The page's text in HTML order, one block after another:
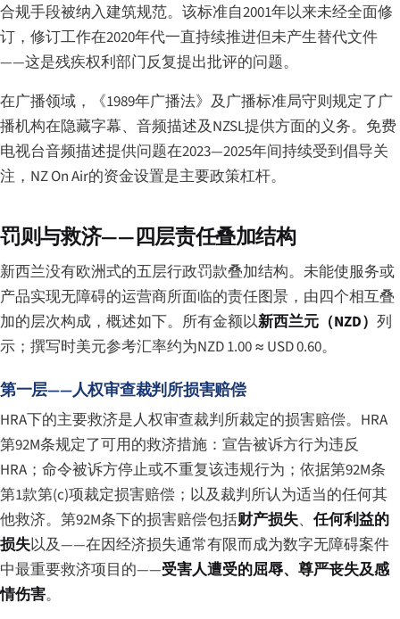
合规手段被纳入建筑规范。该标准自2001年以来未经全面修
订，修订工作在2020年代一直持续推进但未产生替代文件
——这是残疾权利部门反复提出批评的问题。
在广播领域，《1989年广播法》及广播标准局守则规定了广
播机构在隐藏字幕、音频描述及NZSL提供方面的义务。免费
电视台音频描述提供问题在2023—2025年间持续受到倡导关
注，NZ On Air的资金设置是主要政策杠杆。
罚则与救济——四层责任叠加结构
新西兰没有欧洲式的五层行政罚款叠加结构。未能使服务或
产品实现无障碍的运营商所面临的责任图景，由四个相互叠
加的层次构成，概述如下。所有金额以新西兰元（NZD） 列
示；撰写时美元参考汇率约为NZD 1.00 ≈ USD 0.60。
第一层——人权审查裁判所损害赔偿
HRA下的主要救济是人权审查裁判所裁定的损害赔偿。HRA
第92M条规定了可用的救济措施：宣告被诉方行为违反
HRA；命令被诉方停止或不重复该违规行为；依据第92M条
第1款第(c)项裁定损害赔偿；以及裁判所认为适当的任何其
他救济。第92M条下的损害赔偿包括财产损失、 任何利益的
损失以及——在因经济损失通常有限而成为数字无障碍案件
中最重要救济项目的——受害人遭受的屈辱、尊严丧失及感
情伤害。